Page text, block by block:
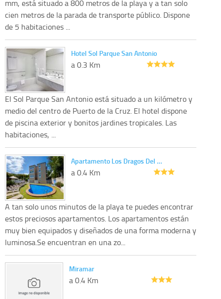
mm, está situado a 800 metros de la playa y a tan solo
cien metros de la parada de transporte público. Dispone
de 5 habitaciones ...
Hotel Sol Parque San Antonio
a 0.3 Km
El Sol Parque San Antonio está situado a un kilómetro y
medio del centro de Puerto de la Cruz. El hotel dispone
de piscina exterior y bonitos jardines tropicales. Las
habitaciones, ...
Apartamento Los Dragos Del …
a 0.4 Km
A tan solo unos minutos de la playa te puedes encontrar
estos preciosos apartamentos. Los apartamentos están
muy bien equipados y diseñados de una forma moderna y
luminosa.Se encuentran en una zo...
Miramar
a 0.4 Km